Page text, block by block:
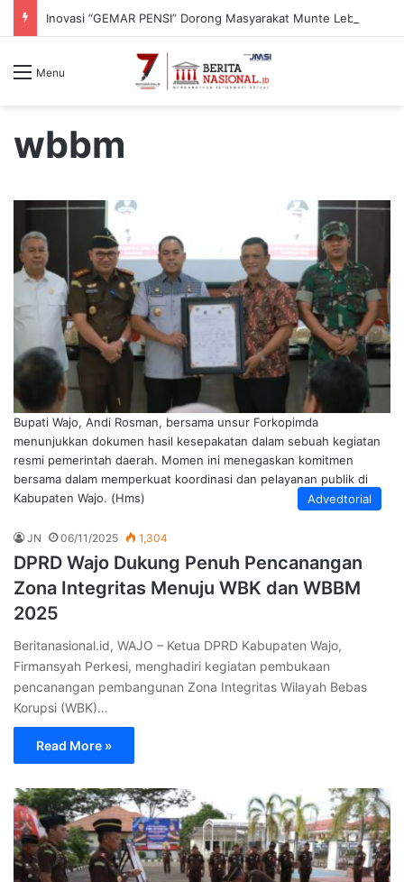
Menu
wbbm
Advedtorial
Bupati Wajo, Andi Rosman, bersama unsur Forkopimda
menunjukkan dokumen hasil kesepakatan dalam sebuah kegiatan
resmi pemerintah daerah. Momen ini menegaskan komitmen
bersama dalam memperkuat koordinasi dan pelayanan publik di
Kabupaten Wajo. (Hms)
JN 06/11/2025 1,304
DPRD Wajo Dukung Penuh Pencanangan
Zona Integritas Menuju WBK dan WBBM
2025
Beritanasional.id, WAJO – Ketua DPRD Kabupaten Wajo,
Firmansyah Perkesi, menghadiri kegiatan pembukaan
pencanangan pembangunan Zona Integritas Wilayah Bebas
Korupsi (WBK)…
Read More »